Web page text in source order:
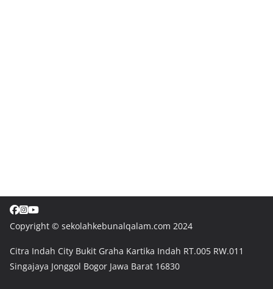
Copyright © sekolahkebunalqalam.com 2024
Citra Indah City Bukit Graha Kartika Indah RT.005 RW.011
Singajaya Jonggol Bogor Jawa Barat 16830